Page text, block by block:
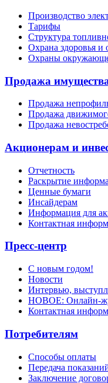
Производство
Тарифы
Структура
Охрана здоровья и
Охраны
Продажа
Продажа
Продажа
Продажа
Акционерам и
Отчетность
Раскрытие
Ценные бумаги
Инсайдерам
Информация для
Контактная
Пресс-центр
С новым годом!
Новости
Интервью,
НОВОЕ: Онлайн-
Контактная
Потребителям
Способы оплаты
Передача
Заключение